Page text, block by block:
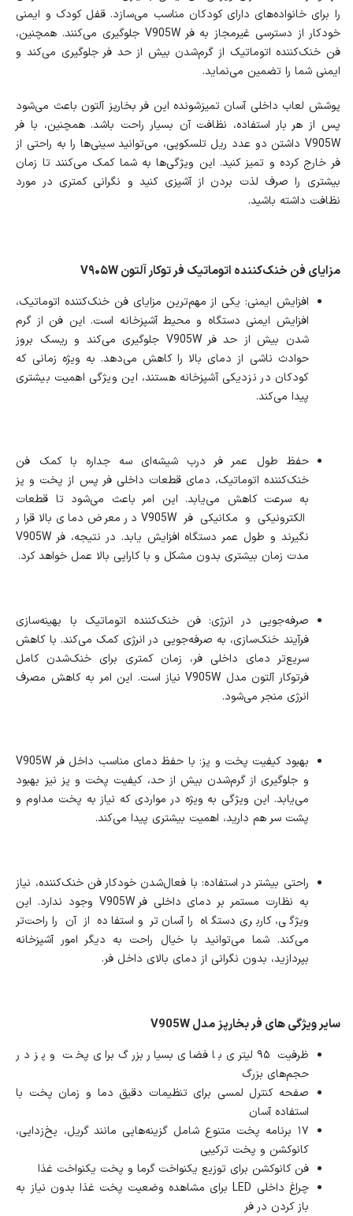
را برای خانواده‌های دارای کودکان مناسب می‌سازد. قفل کودک و ایمنی
خودکار از دسترسی غیرمجاز به فر V905W جلوگیری می‌کنند. همچنین،
فن خنک‌کننده اتوماتیک از گرم‌شدن بیش از حد فر جلوگیری می‌کند و
ایمنی شما را تضمین می‌نماید.
پوشش لعاب داخلی آسان تمیزشونده این فر بخارپز آلتون باعث می‌شود
پس از هر بار استفاده، نظافت آن بسیار راحت باشد. همچنین، با فر
V905W داشتن دو عدد ریل تلسکوپی، می‌توانید سینی‌ها را به راحتی از
فر خارج کرده و تمیز کنید. این ویژگی‌ها به شما کمک می‌کنند تا زمان
بیشتری را صرف لذت بردن از آشپزی کنید و نگرانی کمتری در مورد
نظافت داشته باشید.
مزایای فن خنک‌کننده اتوماتیک فر توکار آلتون V۹۰۵W
افزایش ایمنی: یکی از مهم‌ترین مزایای فن خنک‌کننده اتوماتیک،
افزایش ایمنی دستگاه و محیط آشپزخانه است. این فن از گرم
شدن بیش از حد فر V905W جلوگیری می‌کند و ریسک بروز
حوادث ناشی از دمای بالا را کاهش می‌دهد. به ویژه زمانی که
کودکان در نزدیکی آشپزخانه هستند، این ویژگی اهمیت بیشتری
پیدا می‌کند.
حفظ طول عمر فر درب شیشه‌ای سه جداره با کمک فن
خنک‌کننده اتوماتیک، دمای قطعات داخلی فر پس از پخت و پز
به سرعت کاهش می‌یابد. این امر باعث می‌شود تا قطعات
الکترونیکی و مکانیکی فر V905W در معرض دمای بالا قرار
نگیرند و طول عمر دستگاه افزایش یابد. در نتیجه، فر V905W
مدت زمان بیشتری بدون مشکل و با کارایی بالا عمل خواهد کرد.
صرفه‌جویی در انرژی: فن خنک‌کننده اتوماتیک با بهینه‌سازی
فرآیند خنک‌سازی، به صرفه‌جویی در انرژی کمک می‌کند. با کاهش
سریع‌تر دمای داخلی فر، زمان کمتری برای خنک‌شدن کامل
فرتوکار آلتون مدل V905W نیاز است. این امر به کاهش مصرف
انرژی منجر می‌شود.
بهبود کیفیت پخت و پز: با حفظ دمای مناسب داخل فر V905W
و جلوگیری از گرم‌شدن بیش از حد، کیفیت پخت و پز نیز بهبود
می‌یابد. این ویژگی به ویژه در مواردی که نیاز به پخت مداوم و
پشت سر هم دارید، اهمیت بیشتری پیدا می‌کند.
راحتی بیشتر در استفاده: با فعال‌شدن خودکار فن خنک‌کننده، نیاز
به نظارت مستمر بر دمای داخلی فر V905W وجود ندارد. این
ویژگی، کاربری دستگاه را آسان‌تر و استفاده از آن را راحت‌تر
می‌کند. شما می‌توانید با خیال راحت به دیگر امور آشپزخانه
بپردازید، بدون نگرانی از دمای بالای داخل فر.
سایر ویژگی های فر بخارپز مدل V905W
ظرفیت ۹۵ لیتری با فضای بسیار بزرگ برای پخت و پز در
حجم‌های بزرگ
صفحه کنترل لمسی برای تنظیمات دقیق دما و زمان پخت با
استفاده آسان
۱۷ برنامه پخت متنوع شامل گزینه‌هایی مانند گریل، یخ‌زدایی،
کانوکشن و پخت ترکیبی
فن کانوکشن برای توزیع یکنواخت گرما و پخت یکنواخت غذا
چراغ داخلی LED برای مشاهده وضعیت پخت غذا بدون نیاز به
باز کردن در فر